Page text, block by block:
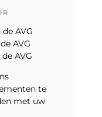
AVG
AVG
AVG
te
met uw